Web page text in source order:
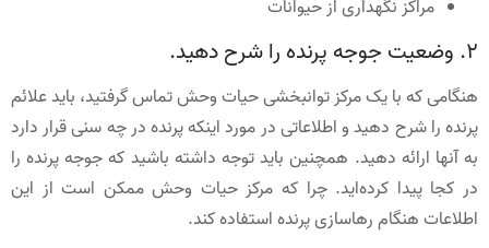
مراکز نگهداری از حیوانات
2. وضعیت جوجه پرنده را شرح دهید.
هنگامی که با یک مرکز توانبخشی حیات وحش تماس گرفتید، باید علائم
پرنده را شرح دهید و اطلاعاتی در مورد اینکه پرنده در چه سنی قرار دارد
به آنها ارائه دهید. همچنین باید توجه داشته باشید که جوجه پرنده را
در کجا پیدا کرده‌اید. چرا که مرکز حیات وحش ممکن است از این
اطلاعات هنگام رهاسازی پرنده استفاده کند.